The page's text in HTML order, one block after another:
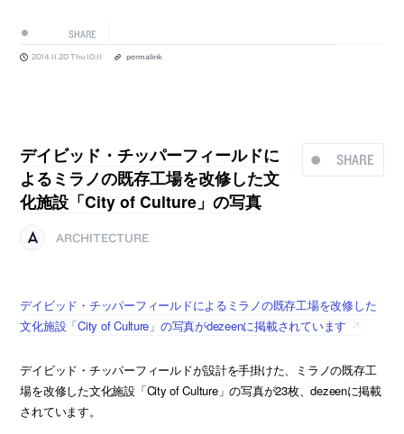
SHARE
2014.11.20 Thu 10:11 permalink
SHARE
デイビッド・チッパーフィールドに
よるミラノの既存工場を改修した文
化施設「City of Culture」の写真
ARCHITECTURE
デイビッド・チッパーフィールドによるミラノの既存工場を改修した
文化施設「City of Culture」の写真がdezeenに掲載されています
デイビッド・チッパーフィールドが設計を手掛けた、ミラノの既存工
場を改修した文化施設「City of Culture」の写真が23枚、dezeenに掲載
されています。